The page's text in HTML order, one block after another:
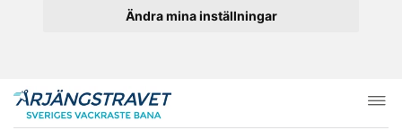
Ändra mina inställningar